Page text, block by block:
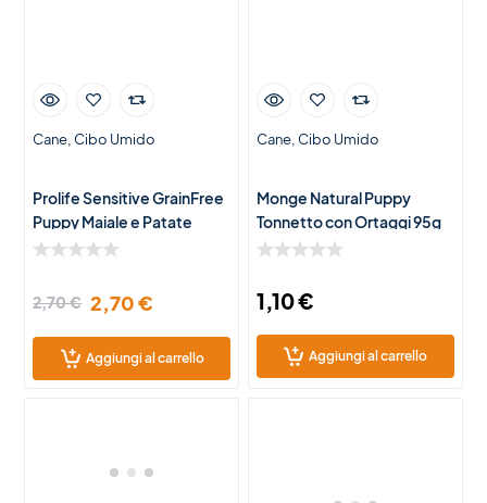
Cane Cibo Umido
Prolife Sensitive GrainFree
Puppy Maiale e Patate
400g
2,70€ 2,70€
Aggiungi al carrello
Cane Cibo Umido
Monge Natural Puppy
Tonnetto con Ortaggi 95g
1,10€
Aggiungi al carrello